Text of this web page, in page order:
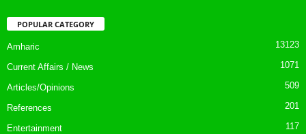
POPULAR CATEGORY
Amharic 13123
Current Affairs / News 1071
Articles/Opinions 509
References 201
Entertainment 117